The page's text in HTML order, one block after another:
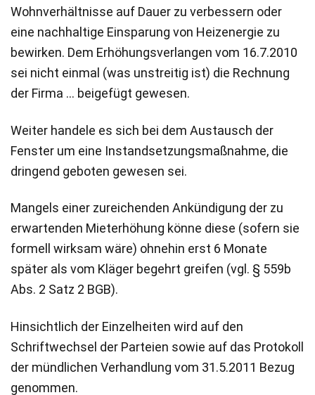
Wohnverhältnisse auf Dauer zu verbessern oder
eine nachhaltige Einsparung von Heizenergie zu
bewirken. Dem Erhöhungsverlangen vom 16.7.2010
sei nicht einmal (was unstreitig ist) die Rechnung
der Firma … beigefügt gewesen.
Weiter handele es sich bei dem Austausch der
Fenster um eine Instandsetzungsmaßnahme, die
dringend geboten gewesen sei.
Mangels einer zureichenden Ankündigung der zu
erwartenden Mieterhöhung könne diese (sofern sie
formell wirksam wäre) ohnehin erst 6 Monate
später als vom Kläger begehrt greifen (vgl. § 559b
Abs. 2 Satz 2 BGB).
Hinsichtlich der Einzelheiten wird auf den
Schriftwechsel der Parteien sowie auf das Protokoll
der mündlichen Verhandlung vom 31.5.2011 Bezug
genommen.